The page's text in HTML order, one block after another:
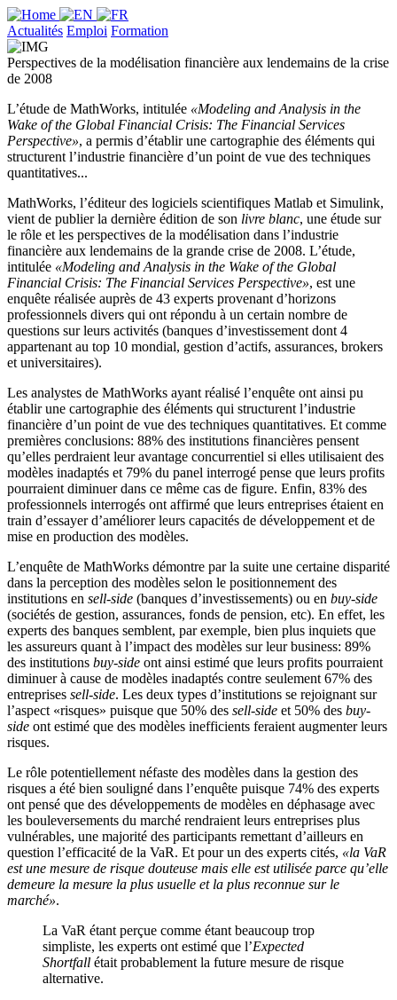
Actualités Emploi Formation
Perspectives de la modélisation financière aux lendemains de la crise
de 2008
L’étude de MathWorks, intitulée «Modeling and Analysis in the
Wake of the Global Financial Crisis: The Financial Services
Perspective», a permis d’établir une cartographie des éléments qui
structurent l’industrie financière d’un point de vue des techniques
quantitatives...
MathWorks, l’éditeur des logiciels scientifiques Matlab et Simulink,
vient de publier la dernière édition de son livre blanc, une étude sur
le rôle et les perspectives de la modélisation dans l’industrie
financière aux lendemains de la grande crise de 2008. L’étude,
intitulée «Modeling and Analysis in the Wake of the Global
Financial Crisis: The Financial Services Perspective», est une
enquête réalisée auprès de 43 experts provenant d’horizons
professionnels divers qui ont répondu à un certain nombre de
questions sur leurs activités (banques d’investissement dont 4
appartenant au top 10 mondial, gestion d’actifs, assurances, brokers
et universitaires).
Les analystes de MathWorks ayant réalisé l’enquête ont ainsi pu
établir une cartographie des éléments qui structurent l’industrie
financière d’un point de vue des techniques quantitatives. Et comme
premières conclusions: 88% des institutions financières pensent
qu’elles perdraient leur avantage concurrentiel si elles utilisaient des
modèles inadaptés et 79% du panel interrogé pense que leurs profits
pourraient diminuer dans ce même cas de figure. Enfin, 83% des
professionnels interrogés ont affirmé que leurs entreprises étaient en
train d’essayer d’améliorer leurs capacités de développement et de
mise en production des modèles.
L’enquête de MathWorks démontre par la suite une certaine disparité
dans la perception des modèles selon le positionnement des
institutions en sell-side (banques d’investissements) ou en buy-side
(sociétés de gestion, assurances, fonds de pension, etc). En effet, les
experts des banques semblent, par exemple, bien plus inquiets que
les assureurs quant à l’impact des modèles sur leur business: 89%
des institutions buy-side ont ainsi estimé que leurs profits pourraient
diminuer à cause de modèles inadaptés contre seulement 67% des
entreprises sell-side. Les deux types d’institutions se rejoignant sur
l’aspect «risques» puisque que 50% des sell-side et 50% des buy-
side ont estimé que des modèles inefficients feraient augmenter leurs
risques.
Le rôle potentiellement néfaste des modèles dans la gestion des
risques a été bien souligné dans l’enquête puisque 74% des experts
ont pensé que des développements de modèles en déphasage avec
les bouleversements du marché rendraient leurs entreprises plus
vulnérables, une majorité des participants remettant d’ailleurs en
question l’efficacité de la VaR. Et pour un des experts cités, «la VaR
est une mesure de risque douteuse mais elle est utilisée parce qu’elle
demeure la mesure la plus usuelle et la plus reconnue sur le
marché».
La VaR étant perçue comme étant beaucoup trop
simpliste, les experts ont estimé que l’Expected
Shortfall était probablement la future mesure de risque
alternative.